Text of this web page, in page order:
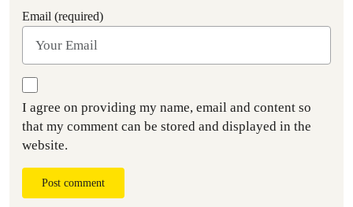
Email (required)
I agree on providing my name, email and content so
that my comment can be stored and displayed in the
website.
Post comment